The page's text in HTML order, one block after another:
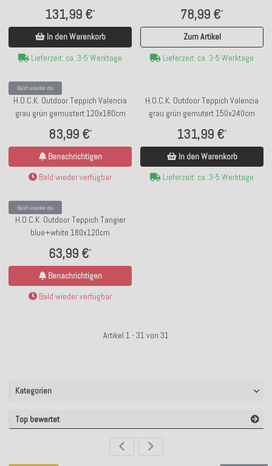
131,99 €*
In den Warenkorb
Lieferzeit: ca. 3-5 Werktage
78,99 €*
Zum Artikel
Lieferzeit: ca. 3-5 Werktage
Bald wieder da
H.O.C.K. Outdoor Teppich Valencia
grau grün gemustert 120x180cm
83,99 €*
Benachrichtigen
Bald wieder verfügbar
H.O.C.K. Outdoor Teppich Valencia
grau grün gemutert 150x240cm
131,99 €*
In den Warenkorb
Lieferzeit: ca. 3-5 Werktage
Bald wieder da
H.O.C.K. Outdoor Teppich Tangier
blue+white 180x120cm
63,99 €*
Benachrichtigen
Bald wieder verfügbar
Artikel 1 - 31 von 31
Kategorien
Top bewertet